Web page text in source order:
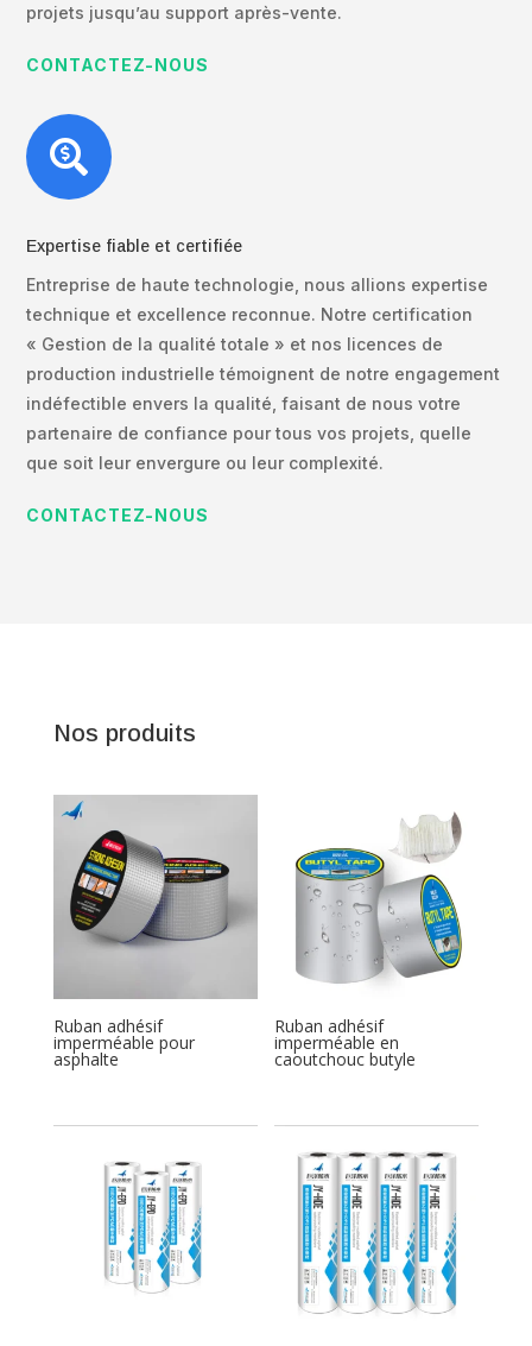
projets jusqu’au support après-vente.
CONTACTEZ-NOUS

Expertise fiable et certifiée
Entreprise de haute technologie, nous allions expertise
technique et excellence reconnue. Notre certification
« Gestion de la qualité totale » et nos licences de
production industrielle témoignent de notre engagement
indéfectible envers la qualité, faisant de nous votre
partenaire de confiance pour tous vos projets, quelle
que soit leur envergure ou leur complexité.
CONTACTEZ-NOUS
Nos produits
Ruban adhésif
imperméable pour
asphalte
Ruban adhésif
imperméable en
caoutchouc butyle